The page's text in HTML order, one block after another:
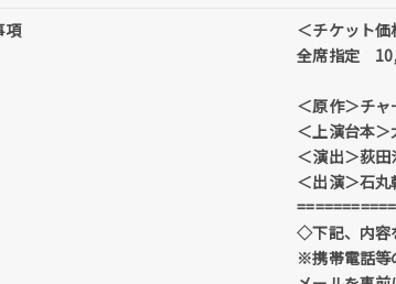
項
＜チケット価
全席指定
＜原作＞チ
＜上演台本＞
＜演出＞荻田
＜出演＞石
===========
◇下記、内容
※携帯電話等